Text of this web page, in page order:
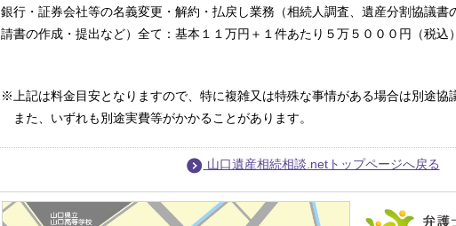
銀行・証券会社等の名義変更・解約・払戻し業務（相続人調査、遺産分割協議書
請書の作成・提出など）全て：基本１１万円＋１件あたり５万５０００円（税込
※上記は料金目安となりますので、特に複雑又は特殊な事情がある場合は別途協
また、いずれも別途実費等がかかることがあります。
山口遺産相続相談.netトップページへ戻る